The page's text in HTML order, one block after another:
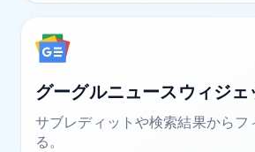
グーグルニュースウィジェ
サブレディットや検索結果からフ
る。